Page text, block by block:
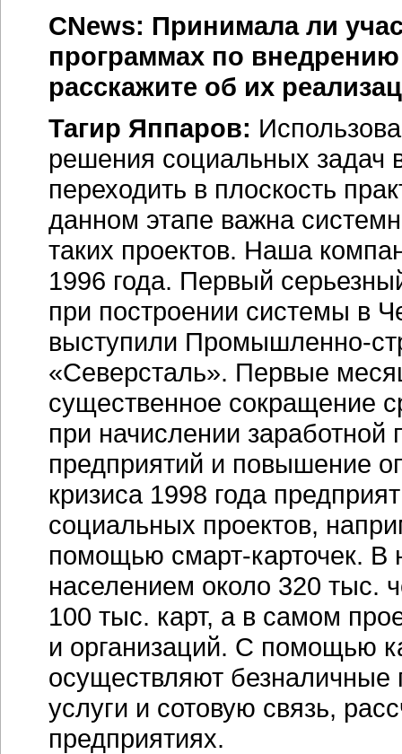
CNews: Принимала ли
программах по
расскажите об их
Тагир Яппаров:
решения социальных задач
переходить в плоскость
данном этапе важна
таких проектов. Наша
1996 года. Первый
при построении системы в
выступили Промышленно-
«Северсталь». Первые
существенное сокращение
при начислении
предприятий и повышение
кризиса 1998 года
социальных проектов,
помощью смарт-карточек. В
населением около 320 тыс.
100 тыс. карт, а в самом
и организаций. С помощью
осуществляют
услуги и сотовую связь,
предприятиях.